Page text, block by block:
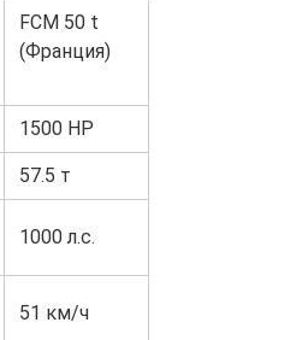
FCM 50 t
(Франция)
1500 HP
57.5 т
1000 л.с.
51 км/ч